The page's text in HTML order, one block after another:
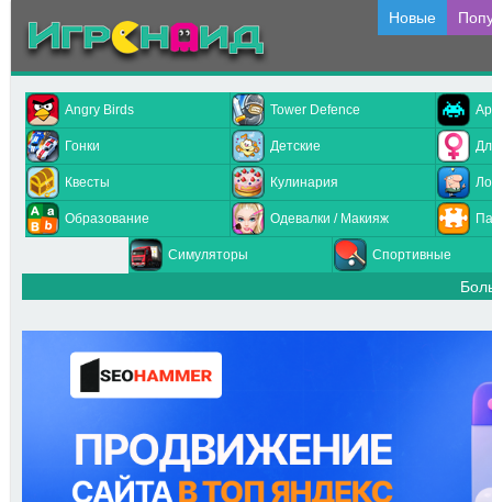
Новые
Angry Birds Tower Defence
Гонки Детские
Квесты Кулинария
Образование Одевалки / Макияж
Симуляторы Спортивные